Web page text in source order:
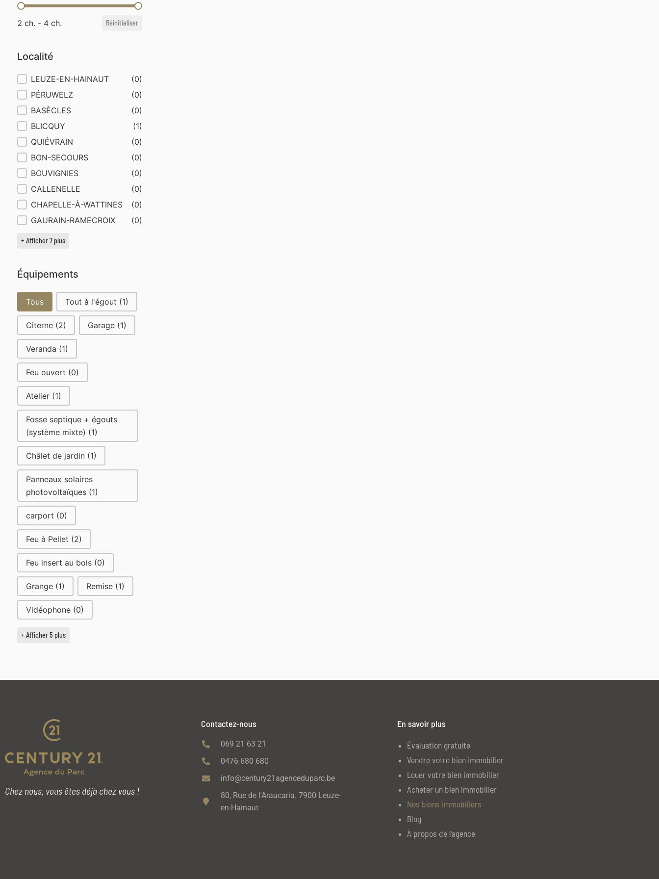
Chambres
2 ch. - 4 ch. Réinitialiser
Localité
Localité
LEUZE-EN-HAINAUT
(0)
PÉRUWELZ
(0)
BASÈCLES
(0)
BLICQUY
(1)
QUIÉVRAIN
(0)
BON-SECOURS
(0)
BOUVIGNIES
(0)
CALLENELLE
(0)
CHAPELLE-À-WATTINES
(0)
GAURAIN-RAMECROIX
(0)
+ Afficher 7 plus
Équipements
Équipements
Tous Tout à l'égout (1)
Citerne (2) Garage (1)
Veranda (1)
Feu ouvert (0)
Atelier (1)
Fosse septique + égouts
(système mixte) (1)
Châlet de jardin (1)
Panneaux solaires
photovoltaïques (1)
carport (0)
Feu à Pellet (2)
Feu insert au bois (0)
Grange (1) Remise (1)
Vidéophone (0)
+ Afficher 5 plus
Chez nous, vous êtes déjà chez vous !
Contactez-nous
069 21 63 21
0476 680 680
info@century21agenceduparc.be
80, Rue de l'Araucaria. 7900 Leuze-
en-Hainaut
En savoir plus
Évaluation gratuite
Vendre votre bien immobilier
Louer votre bien immobilier
Acheter un bien immobilier
Nos biens immobiliers
Blog
À propos de l’agence